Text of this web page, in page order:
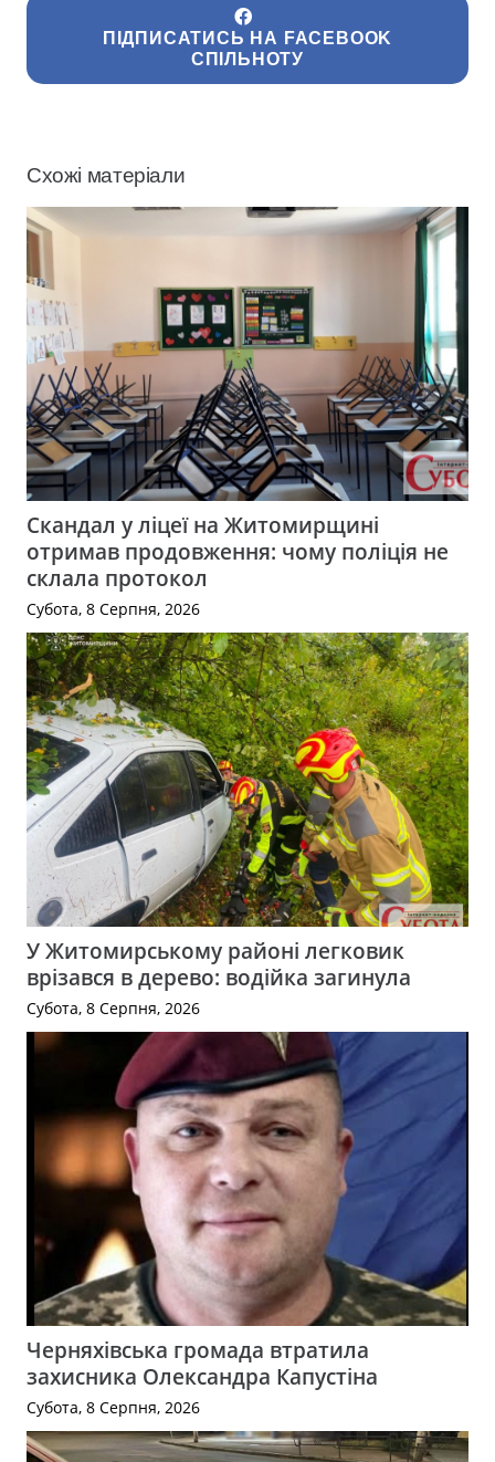
ПІДПИСАТИСЬ НА FACEBOOK
СПІЛЬНОТУ
Схожі матеріали
Скандал у ліцеї на Житомирщині
отримав продовження: чому поліція не
склала протокол
Субота, 8 Серпня, 2026
У Житомирському районі легковик
врізався в дерево: водійка загинула
Субота, 8 Серпня, 2026
Черняхівська громада втратила
захисника Олександра Капустіна
Субота, 8 Серпня, 2026